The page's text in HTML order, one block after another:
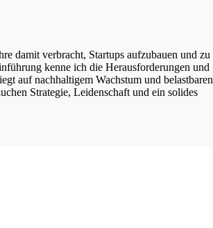
damit verbracht, Startups aufzubauen und zu
kenne ich die Herausforderungen und
auf nachhaltigem Wachstum und belastbaren
Strategie, Leidenschaft und ein solides